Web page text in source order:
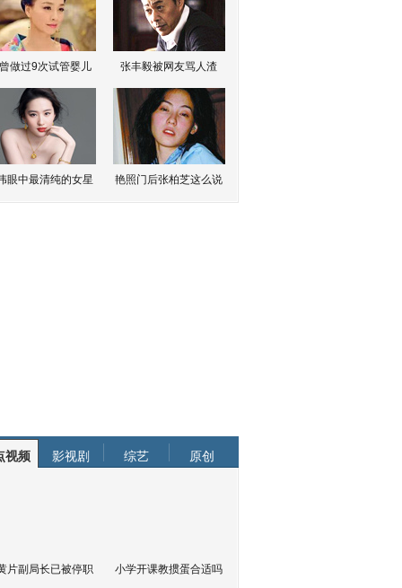
做过9次试管婴儿 张丰毅被网友骂人渣
眼中最清纯的女星 艳照门后张柏芝这么说
视频 影视剧 综艺 原创
片副局长已被停职 小学开课教掼蛋合适吗